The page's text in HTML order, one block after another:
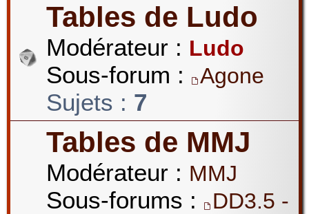
Tables de Ludo
Modérateur : Ludo
Sous-forum : Agone
Sujets : 7
Tables de MMJ
Modérateur : MMJ
Sous-forums :
DD3.5 -